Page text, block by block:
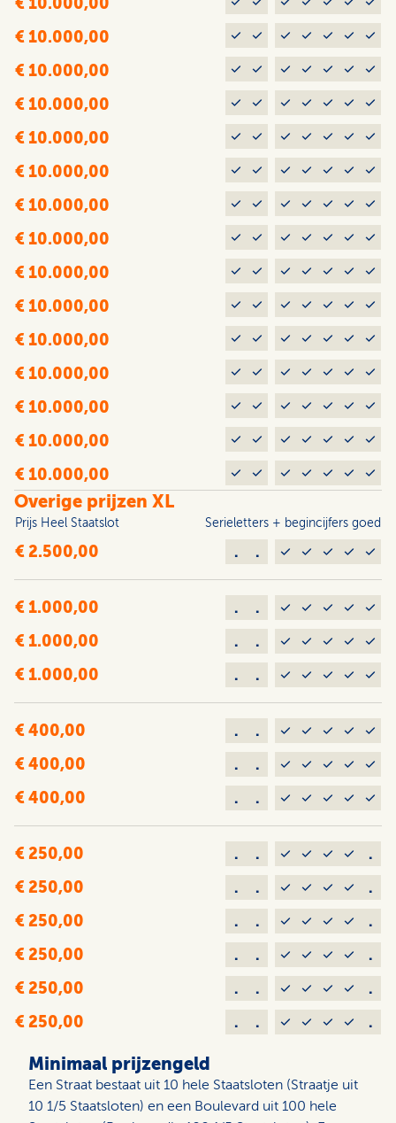
€ 10.000,00
€ 10.000,00
€ 10.000,00
€ 10.000,00
€ 10.000,00
€ 10.000,00
€ 10.000,00
€ 10.000,00
€ 10.000,00
€ 10.000,00
€ 10.000,00
€ 10.000,00
€ 10.000,00
€ 10.000,00
Overige prijzen XL
Prijs Heel Staats­lot Serieletters + begincijfers goed
€ 2.500,00 . .
€ 1.000,00 . .
€ 1.000,00 . .
€ 1.000,00 . .
€ 400,00 . .
€ 400,00 . .
€ 400,00 . .
€ 250,00 . . .
€ 250,00 . . .
€ 250,00 . . .
€ 250,00 . . .
€ 250,00 . . .
€ 250,00 . . .
Minimaal prijzengeld
Een Straat bestaat uit 10 hele Staatsloten (Straatje uit
10 1/5 Staatsloten) en een Boulevard uit 100 hele